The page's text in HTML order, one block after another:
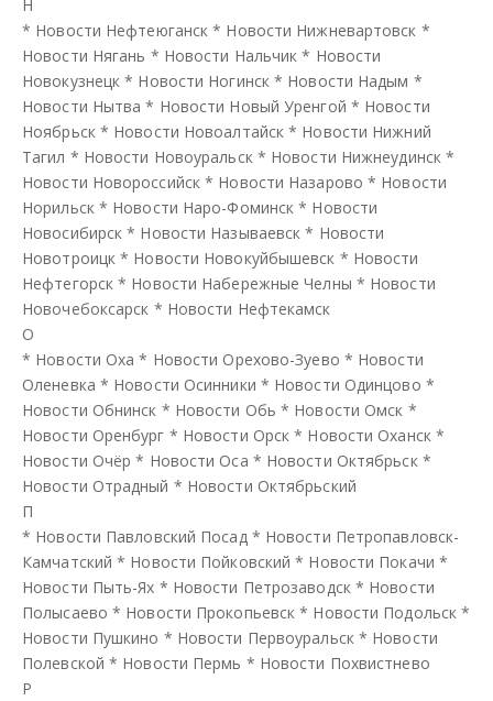
Н
* Новости Нефтеюганск * Новости Нижневартовск *
Новости Нягань * Новости Нальчик * Новости
Новокузнецк * Новости Ногинск * Новости Надым *
Новости Нытва * Новости Новый Уренгой * Новости
Ноябрьск * Новости Новоалтайск * Новости Нижний
Тагил * Новости Новоуральск * Новости Нижнеудинск *
Новости Новороссийск * Новости Назарово * Новости
Норильск * Новости Наро-Фоминск * Новости
Новосибирск * Новости Называевск * Новости
Новотроицк * Новости Новокуйбышевск * Новости
Нефтегорск * Новости Набережные Челны * Новости
Новочебоксарск * Новости Нефтекамск
О
* Новости Оха * Новости Орехово-Зуево * Новости
Оленевка * Новости Осинники * Новости Одинцово *
Новости Обнинск * Новости Обь * Новости Омск *
Новости Оренбург * Новости Орск * Новости Оханск *
Новости Очёр * Новости Оса * Новости Октябрьск *
Новости Отрадный * Новости Октябрьский
П
* Новости Павловский Посад * Новости Петропавловск-
Камчатский * Новости Пойковский * Новости Покачи *
Новости Пыть-Ях * Новости Петрозаводск * Новости
Полысаево * Новости Прокопьевск * Новости Подольск *
Новости Пушкино * Новости Первоуральск * Новости
Полевской * Новости Пермь * Новости Похвистнево
Р